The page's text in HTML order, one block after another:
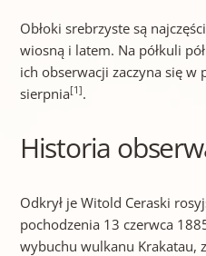
Obłoki srebrzyste są
wiosną i latem. Na półkuli
ich obserwacji zaczyna się w
sierpnia[1].
Historia
Odkrył je Witold Ceraski
pochodzenia 13 czerwca
wybuchu wulkanu Krakatau,